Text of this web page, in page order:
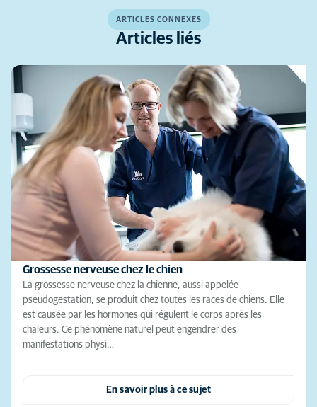
ARTICLES CONNEXES
Articles liés
Grossesse nerveuse chez le chien
La grossesse nerveuse chez la chienne, aussi appelée
pseudogestation, se produit chez toutes les races de chiens. Elle
est causée par les hormones qui régulent le corps après les
chaleurs. Ce phénomène naturel peut engendrer des
manifestations physi…
En savoir plus à ce sujet